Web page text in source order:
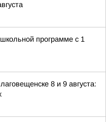
программе с 1
8 и 9 августа: